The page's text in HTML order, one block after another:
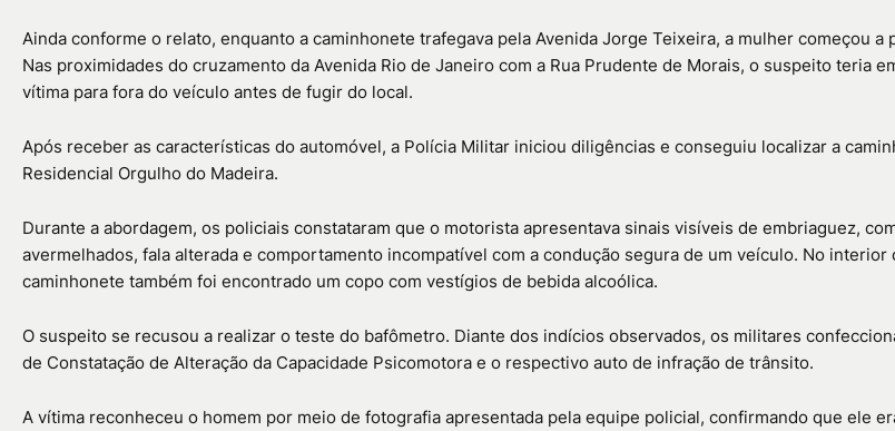
Ainda conforme o relato, enquanto a caminhonete trafegava pela Avenida Jorge Teixeira, a mulher começou a
Nas proximidades do cruzamento da Avenida Rio de Janeiro com a Rua Prudente de Morais, o suspeito teria
vítima para fora do veículo antes de fugir do local.
Após receber as características do automóvel, a Polícia Militar iniciou diligências e conseguiu localizar a
Residencial Orgulho do Madeira.
Durante a abordagem, os policiais constataram que o motorista apresentava sinais visíveis de embriaguez,
avermelhados, fala alterada e comportamento incompatível com a condução segura de um veículo. No interior
caminhonete também foi encontrado um copo com vestígios de bebida alcoólica.
O suspeito se recusou a realizar o teste do bafômetro. Diante dos indícios observados, os militares
de Constatação de Alteração da Capacidade Psicomotora e o respectivo auto de infração de trânsito.
A vítima reconheceu o homem por meio de fotografia apresentada pela equipe policial, confirmando que ele